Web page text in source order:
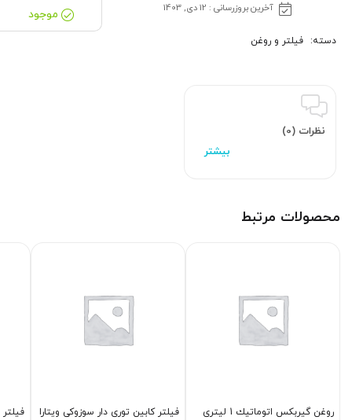
آخرین بروزرسانی : 12 دی, 1403 موجود
دسته: فیلتر و روغن
نظرات (0)
محصولات مرتبط
روغن گیربكس اتوماتیك 1 لیتری
فیلتر كابین توری دار سوزوکی ویتارا
فیلتر